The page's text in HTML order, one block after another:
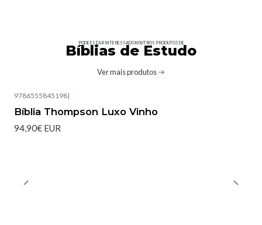
PODE ESTAR INTERESSADO NOUTROS PRODUTOS DE
Bíblias de Estudo
Ver mais produtos
9786555845198|
Bíblia Thompson Luxo Vinho
94,90€ EUR